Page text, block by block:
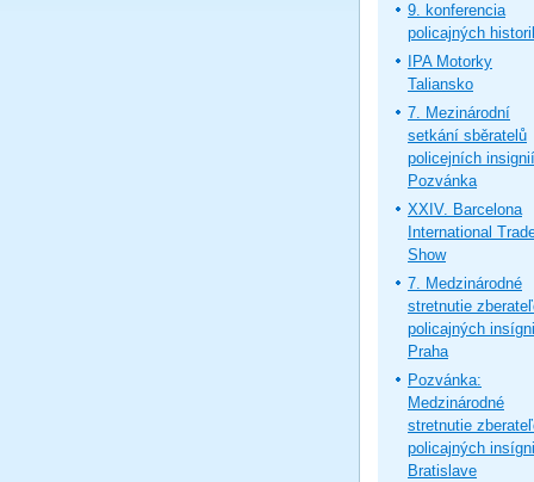
9. konferencia
policajných
IPA Motorky
Taliansko
7. Mezinárodní
setkání sběratelů
policejních
Pozvánka
XXIV. Barcelona
International
Show
7. Medzinárodné
stretnutie
policajných
Praha
Pozvánka:
Medzinárodné
stretnutie
policajných
Bratislave